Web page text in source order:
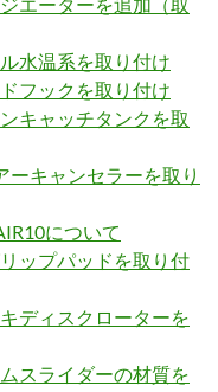
水温系を取り付け
フックを取り付け
キャッチタンクを取
ーキャンセラーを取り
について
ップパッドを取り付
ディスクローターを
スライダーの材質を